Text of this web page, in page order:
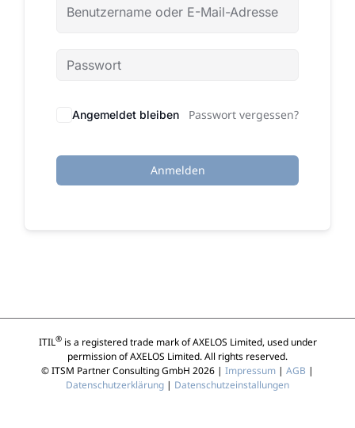
Angemeldet bleiben Passwort vergessen?
Anmelden
ITIL®is a registered trade mark of AXELOS Limited, used under
permission of AXELOS Limited. All rights reserved.
© ITSM Partner Consulting GmbH 2026 | Impressum | AGB |
Datenschutzerklärung | Datenschutzeinstallungen